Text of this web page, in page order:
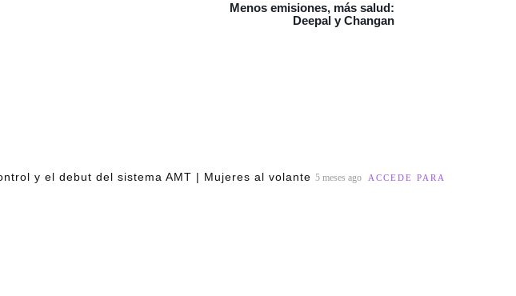
Menos emisiones, más salud:
Deepal y Changan
y el debut del sistema AMT | Mujeres al volante 5 meses ago ACCEDE PARA